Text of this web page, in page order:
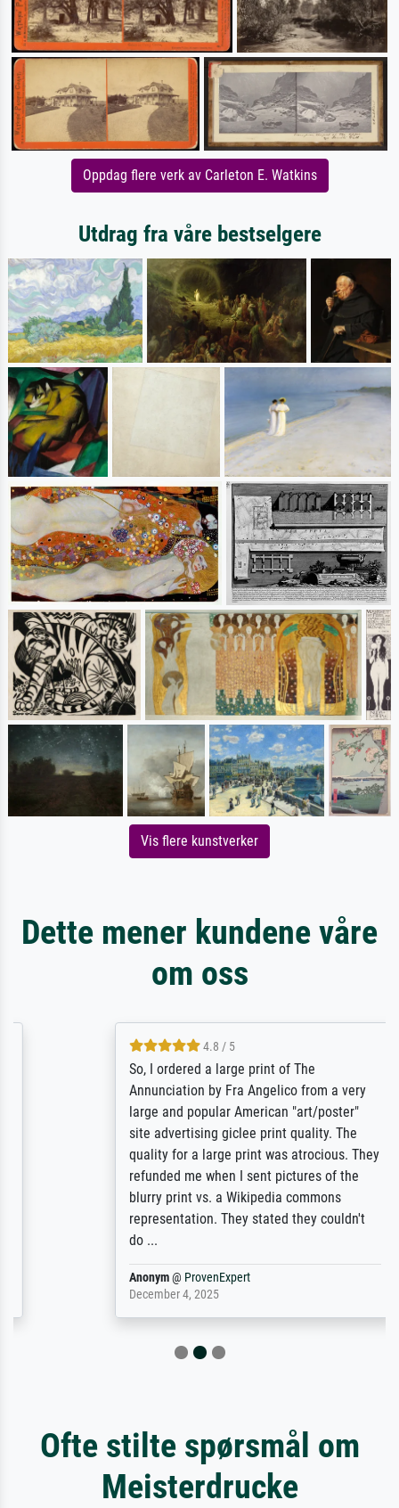
Oppdag flere verk av Carleton E. Watkins
Utdrag fra våre bestselgere
Vis flere kunstverker
Dette mener kundene våre
om oss
4.8 / 5
So, I ordered a large print of The
Annunciation by Fra Angelico from a very
large and popular American "art/poster"
site advertising giclee print quality. The
quality for a large print was atrocious. They
refunded me when I sent pictures of the
blurry print vs. a Wikipedia commons
representation. They stated they couldn't
ProvenExpert
December 4, 2025
Ofte stilte spørsmål om
Meisterdrucke